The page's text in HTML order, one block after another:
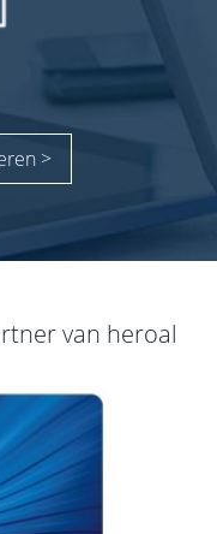
>
van heroal